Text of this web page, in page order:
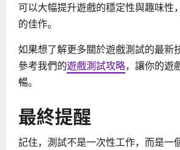
可以大幅提升遊戲的穩定性與趣味性
的佳作。
如果想了解更多關於遊戲測試的最新
參考我們的遊戲測試攻略，讓你的遊
暢。
最終提醒
記住，測試不是一次性工作，而是一